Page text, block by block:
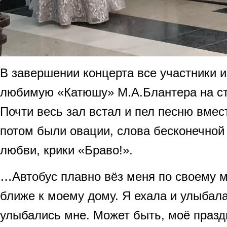
В завершении концерта все участники
любимую «Катюшу» М.А.Блантера на
Почти весь зал встал и пел песню
потом были овации, слова бесконечной
любви, крики «Браво!».
…Автобус плавно вёз меня по своему
ближе к моему дому. Я ехала и
улыбались мне. Может быть, моё